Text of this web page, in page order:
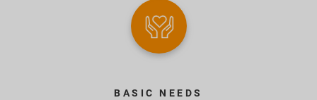
BASIC NEEDS